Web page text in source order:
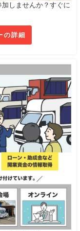
しませんか？すぐに
の詳細